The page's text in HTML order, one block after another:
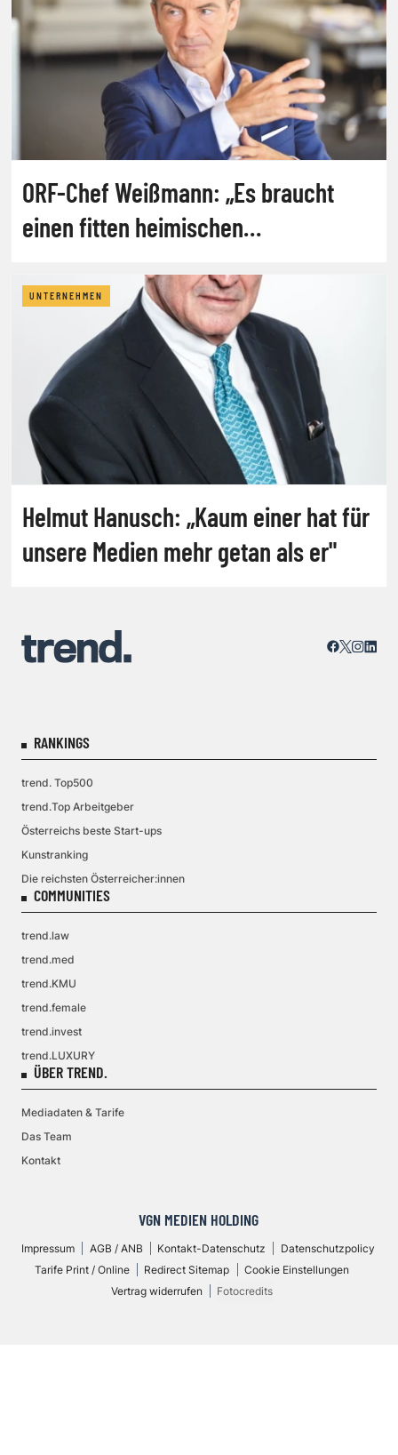
ORF-Chef Weißmann: „Es braucht
einen fitten heimischen
UNTERNEHMEN
Helmut Hanusch: „Kaum einer hat für
unsere Medien mehr getan als er"
RANKINGS
trend. Top500
trend.Top Arbeitgeber
Österreichs beste Start-ups
Kunstranking
Die reichsten Österreicher:innen
COMMUNITIES
trend.law
trend.med
trend.KMU
trend.female
trend.invest
trend.LUXURY
ÜBER TREND.
Mediadaten & Tarife
Das Team
Kontakt
VGN MEDIEN HOLDING
Impressum AGB / ANB Kontakt-Datenschutz
Datenschutzpolicy
Tarife Print / Online
Redirect Sitemap
Cookie Einstellungen
Vertrag widerrufen
Fotocredits